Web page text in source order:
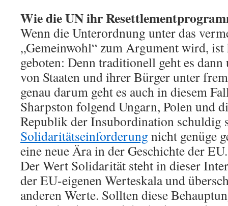
Wie die UN ihr
Wenn die Unterordnung unter das
„Gemeinwohl“ zum Argument wird,
geboten: Denn traditionell geht es
von Staaten und ihrer Bürger unter
genau darum geht es auch in diesem
Sharpston folgend Ungarn, Polen und
Republik der Insubordination schuldig
Solidaritätseinforderung nicht genüge
eine neue Ära in der Geschichte der EU.
Der Wert Solidarität steht in dieser
der EU-eigenen Werteskala und
anderen Werte. Sollten diese